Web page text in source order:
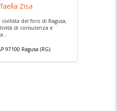
Zisa
civilista del foro di Ragusa,
di consulenza e
97100 Ragusa (RG)